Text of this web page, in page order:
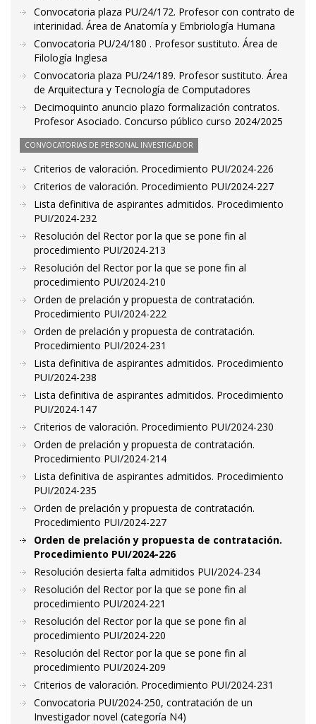
Convocatoria plaza PU/24/172. Profesor con contrato de
interinidad. Área de Anatomía y Embriología Humana
Convocatoria PU/24/180 . Profesor sustituto. Área de
Filología Inglesa
Convocatoria plaza PU/24/189. Profesor sustituto. Área
de Arquitectura y Tecnología de Computadores
Decimoquinto anuncio plazo formalización contratos.
Profesor Asociado. Concurso público curso 2024/2025
CONVOCATORIAS DE PERSONAL INVESTIGADOR
Criterios de valoración. Procedimiento PUI/2024-226
Criterios de valoración. Procedimiento PUI/2024-227
Lista definitiva de aspirantes admitidos. Procedimiento
PUI/2024-232
Resolución del Rector por la que se pone fin al
procedimiento PUI/2024-213
Resolución del Rector por la que se pone fin al
procedimiento PUI/2024-210
Orden de prelación y propuesta de contratación.
Procedimiento PUI/2024-222
Orden de prelación y propuesta de contratación.
Procedimiento PUI/2024-231
Lista definitiva de aspirantes admitidos. Procedimiento
PUI/2024-238
Lista definitiva de aspirantes admitidos. Procedimiento
PUI/2024-147
Criterios de valoración. Procedimiento PUI/2024-230
Orden de prelación y propuesta de contratación.
Procedimiento PUI/2024-214
Lista definitiva de aspirantes admitidos. Procedimiento
PUI/2024-235
Orden de prelación y propuesta de contratación.
Procedimiento PUI/2024-227
Orden de prelación y propuesta de contratación.
Procedimiento PUI/2024-226
Resolución desierta falta admitidos PUI/2024-234
Resolución del Rector por la que se pone fin al
procedimiento PUI/2024-221
Resolución del Rector por la que se pone fin al
procedimiento PUI/2024-220
Resolución del Rector por la que se pone fin al
procedimiento PUI/2024-209
Criterios de valoración. Procedimiento PUI/2024-231
Convocatoria PUI/2024-250, contratación de un
Investigador novel (categoría N4)